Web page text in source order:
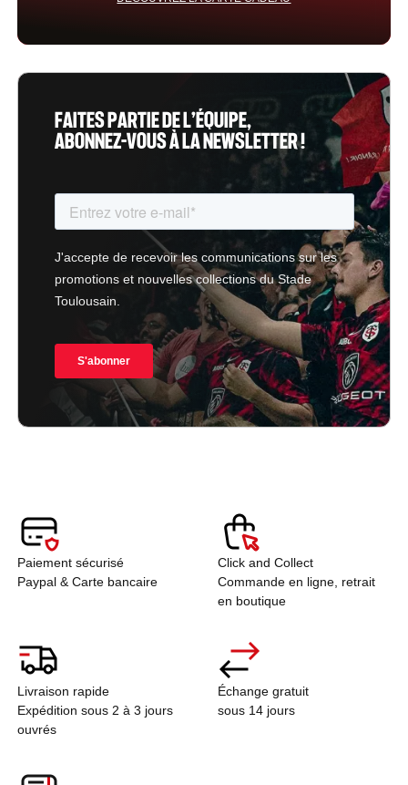
FAITES PARTIE DE L’ÉQUIPE,
ABONNEZ-VOUS À LA NEWSLETTER !
Paiement sécurisé
Paypal & Carte bancaire
Click and Collect
Commande en ligne, retrait
en boutique
Livraison rapide
Expédition sous 2 à 3 jours
ouvrés
Échange gratuit
sous 14 jours